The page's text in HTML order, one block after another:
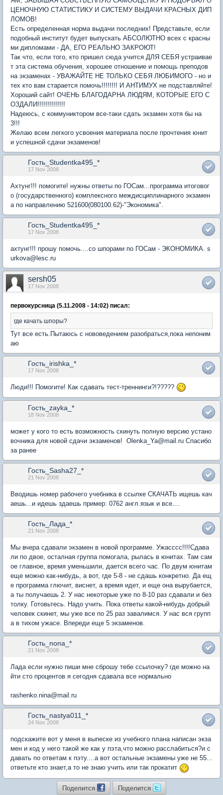
ЦЕНОЧНУЮ СТАТИСТИКУ И СИСТЕМУ ВЫДАЧИ КРАСНЫХ ДИП
ЛОМОВ!
Есть определенная норма выдачи последних! Представьте, если
подобный институт будет выпускать АБСОЛЮТНО всех с красны
ми дипломами - ДА, ЕГО РЕАЛЬНО ЗАКРОЮТ!
Так что, если того, кто пришел сюда учится ДЛЯ СЕБЯ устраивае
т эта система обучения, хорошее отношение и помощь преподов
на экзаменах - УВАЖАЙТЕ НЕ ТОЛЬКО СЕБЯ ЛЮБИМОГО - но и
тех кто вам старается помочь!!!!!!!! И АНТИМУХ не подставляйте!
Хороший сайт! ОЧЕНЬ БЛАГОДАРНА ЛЮДЯМ, КОТОРЫЕ ЕГО С
ОЗДАЛИ!!!!!!!!!!!!!!
Надеюсь, с коммуниктором все-таки сдать экзамен хотя бы на
3!!!
Желаю всем легкого усвоения материала после прочтения юнит
и успешной сдачи экзаменов!
Гость_Studentka495_*
17 Nov 2008
Ахтунг!!! помогите! нужны ответы по ГОСам...программа итоговог
о (государственного) комплексного междисциплинарного экзамен
а по направлению 521600(080100.62)-"Экономика".
Гость_Studentka495_*
17 Nov 2008
ахтунг!!! прошу помочь....со шпорами по ГОСам - ЭКОНОМИКА. s
urkova@lesc.ru
sersh05
17 Nov 2008
первокурсница (5.11.2008 - 14:02) писал:
где качать шпоры?
Тут все есть.Пытаюсь с нововедением разобраться,пока непоним
аю
Гость_irishka_*
17 Nov 2008
Люди!!! Помогите! Как сдавать тест-треннинги?!?????
Гость_zayka_*
18 Nov 2008
может у кого то есть возможность скинуть полную версию устано
вочника для новой сдачи экзаменов! Olenka_Ya@mail.ru Спасибо
за ранее
Гость_Sasha27_*
21 Nov 2008
Вводишь номер рабочего учебника в ссылке СКАЧАТЬ ищешь кач
аешь...и идешь здаешь пример: 0762 англ.язык и все....
Гость_Лада_*
21 Nov 2008
Мы вчера сдавали экзамен в новой программе. Ужасссс!!!!Сдава
ли по двое, осталная группа помогала, рылась в юнитах. Там сам
ое главное, время уменьшили, дается всего час. По двум юнитам
еще можно как-нибудь, а вот, где 5-8 - не сдашь конкретно. Да ещ
е программа глючит, виснет, а время идет, и еще она вырубается,
а ты получаешь 2. У нас некоторые уже по 8-10 раз сдавали и без
толку. Готовьтесь. Надо учить. Пока ответы какой-нибудь добрый
человек скинет, мы уже все по 25 раз завалимся. У нас вся групп
а в тихом ужасе. Впереди еще 5 экзаменов.
Гость_nona_*
21 Nov 2008
Лада если нужно пиши мне сброшу тебе ссылочку? где можно на
йти сто процентов я сегодня сдавала все нормально
rashenko.nina@mail.ru
Гость_nastya011_*
24 Nov 2008
подскажите вот у меня в выпеске из учебного плана написан экза
мен и код у него такой же как у пэта,что можно расслабиться?и с
давать по ответам к пэту....а вот остальные экзамены уже не 55...
ответьте кто знает,а то не знаю учить или так прокатит
Поделится Поделится